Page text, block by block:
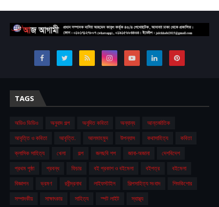
TAGS
অডিও ভিডিও অনুবাদ গল্প অনূদিত কবিতা অন্যান্য
আন্তর্জাতিক
আবৃত্তি ও কবিতা
আবৃত্তি. আলমাহমুদ উপন্যাস কথাসাহিত্য
কবিতা
ক্লাসিক সাহিত্য
খেলা গল্প জলছবি শপ জানা-অজানা
দেশবিদেশ
প্রথম ‍পৃষ্ঠা
প্রবন্ধ ফিচার বই প্রকাশ ও বইমেলা বইপত্র
বইমেলা
বিজ্ঞাপন
ভ্রমণ রবীন্দ্রনাথ লাইফস্টাইল শিল্পসাহিত্য সংবাদ
শিশুকিশোর
সম্পাদকীয়
সাক্ষাৎকার সাহিত্য স্পট লাইট স্বাস্থ্য